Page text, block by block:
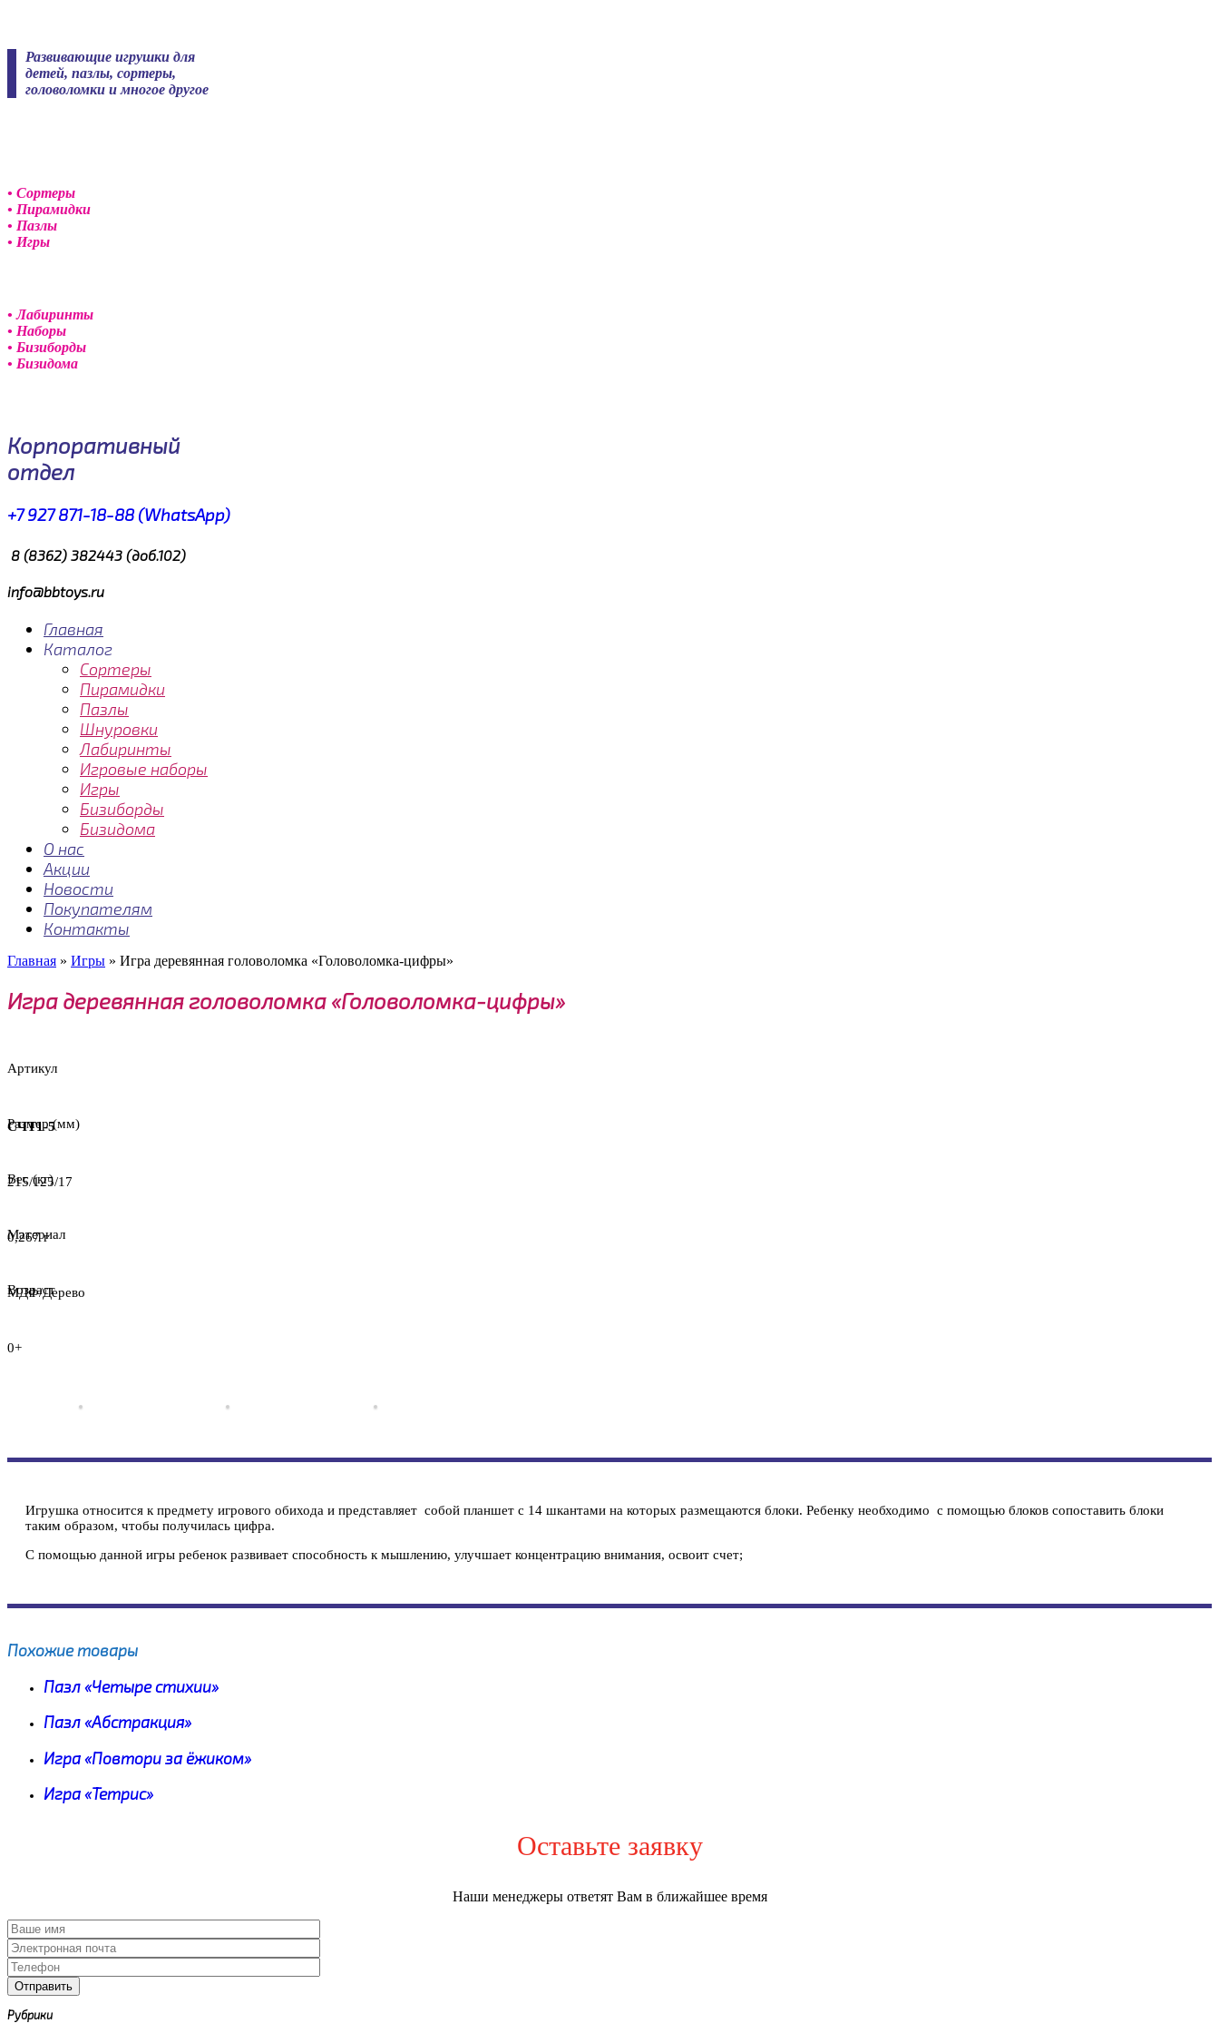
content
Развивающие игрушки для
детей, пазлы, сортеры,
головоломки и многое другое
• Сортеры
• Пирамидки
• Пазлы
• Игры
• Лабиринты
• Наборы
• Бизиборды
• Бизидома
Корпоративный
отдел
+7 927 871-18-88 (WhatsApp)
8 (8362) 382443 (доб.102)
info@bbtoys.ru
Главная
Каталог
Сортеры
Пирамидки
Пазлы
Шнуровки
Лабиринты
Игровые наборы
Игры
Бизиборды
Бизидома
О нас
Акции
Новости
Покупателям
Контакты
Главная » Игры » Игра деревянная головоломка «Головоломка-цифры»
Игра деревянная головоломка «Головоломка-цифры»
Артикул
СЧТ1-5
Размер (мм)
215/125/17
Вес (кг)
0,267 г
Материал
МДФ/Дерево
Возраст
0+
Игрушка относится к предмету игрового обихода и представляет собой планшет с 14 шкантами на которых размещаются блоки. Ребенку необходимо с помощью блоков сопоставить блоки
таким образом, чтобы получилась цифра.
С помощью данной игры ребенок развивает способность к мышлению, улучшает концентрацию внимания, освоит счет;
Похожие товары
Пазл «Четыре стихии»
Пазл «Абстракция»
Игра «Повтори за ёжиком»
Игра «Тетрис»
Оставьте заявку
Наши менеджеры ответят Вам в ближайшее время
Рубрики